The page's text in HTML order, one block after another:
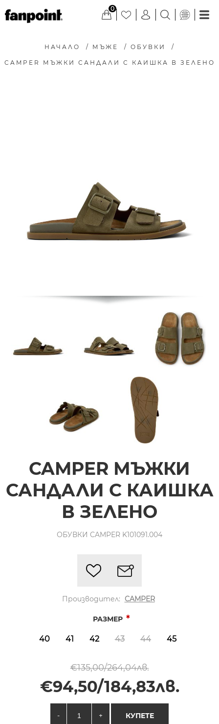
0
НАЧАЛО / МЪЖЕ / ОБУВКИ /
CAMPER МЪЖКИ САНДАЛИ С КАИШКА В ЗЕЛЕНО
CAMPER МЪЖКИ
САНДАЛИ С КАИШКА
В ЗЕЛЕНО
ОБУВКИ CAMPER K101091.004
Производител: CAMPER
РАЗМЕР *
40 41 42 43 44 45
€135,00/264,04лв.
€94,50/184,83лв.
- + КУПЕТЕ